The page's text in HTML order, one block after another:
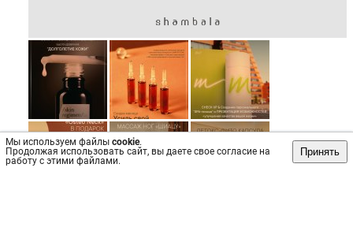
Мы используем файлы cookie.
Продолжая использовать сайт, вы даете свое согласие на
работу с этими файлами.
Принять